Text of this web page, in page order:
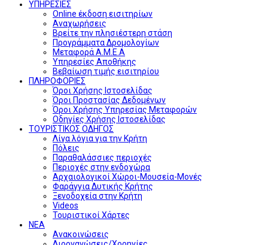
ΥΠΗΡΕΣΙΕΣ
Online έκδοση εισιτηρίων
Αναχωρήσεις
Βρείτε την πλησιέστερη στάση
Προγράμματα Δρομολογίων
Μεταφορά Α.Μ.Ε.Α
Υπηρεσίες Αποθήκης
Βεβαίωση τιμής εισιτηρίου
ΠΛΗΡΟΦΟΡΙΕΣ
Όροι Χρήσης Ιστοσελίδας
Όροι Προστασίας Δεδομένων
Όροι Χρήσης Υπηρεσίας Μεταφορών
Οδηγίες Χρήσης Ιστοσελίδας
ΤΟΥΡΙΣΤΙΚΟΣ ΟΔΗΓΟΣ
Λίγα λόγια για την Κρήτη
Πόλεις
Παραθαλάσσιες περιοχές
Περιοχές στην ενδοχώρα
Αρχαιολογικοί Χώροι-Μουσεία-Μονές
Φαράγγια Δυτικής Κρήτης
Ξενοδοχεία στην Κρήτη
Videos
Τουριστικοί Χάρτες
ΝΕΑ
Ανακοινώσεις